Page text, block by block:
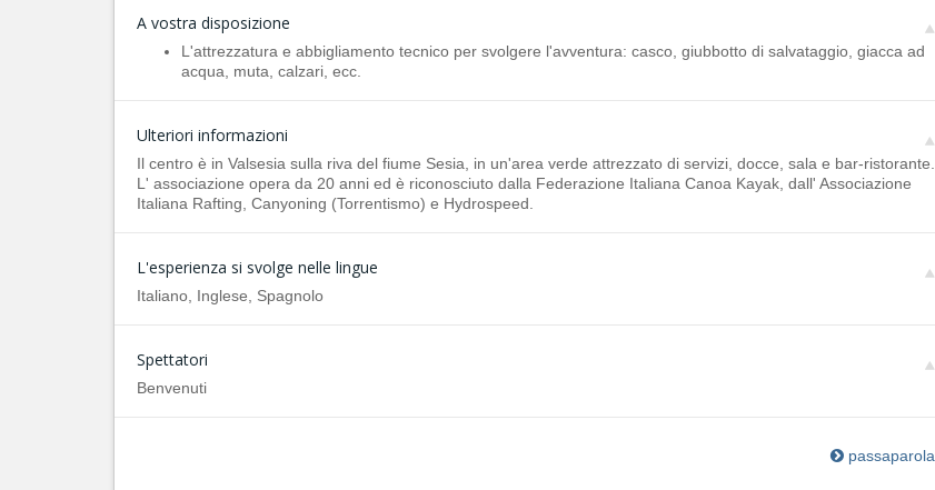
A vostra disposizione
L'attrezzatura e abbigliamento tecnico per svolgere l'avventura: casco, giubbotto di salvataggio, giacca ad
acqua, muta, calzari, ecc.
Ulteriori informazioni
Il centro è in Valsesia sulla riva del fiume Sesia, in un'area verde attrezzato di servizi, docce, sala e bar-ristorante.
L' associazione opera da 20 anni ed è riconosciuto dalla Federazione Italiana Canoa Kayak, dall' Associazione
Italiana Rafting, Canyoning (Torrentismo) e Hydrospeed.
L'esperienza si svolge nelle lingue
Italiano, Inglese, Spagnolo
Spettatori
Benvenuti
passaparola